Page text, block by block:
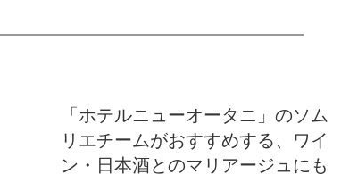
「ホテルニューオータニ」のソム
リエチームがおすすめする、ワイ
ン・日本酒とのマリアージュにも